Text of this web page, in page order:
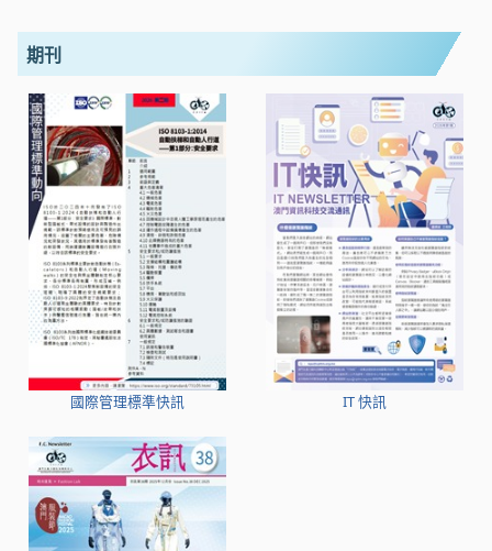
期刊
國際管理標準快訊 IT 快訊